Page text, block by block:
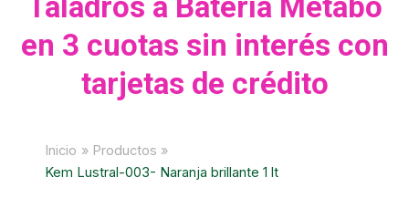
en 3 cuotas sin interés con
tarjetas de crédito
Inicio
Productos
Kem Lustral-003- Naranja brillante 1 lt